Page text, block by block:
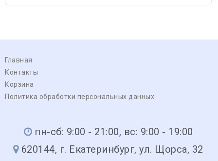
Главная
Контакты
Корзина
Политика обработки персональных данных
пн-сб: 9:00 - 21:00, вс: 9:00 - 19:00
620144, г. Екатеринбург, ул. Щорса, 32